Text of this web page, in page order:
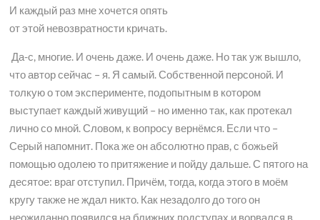
И каждый раз мне хочется опять
от этой невозвратности кричать.
Да-с, многие. И очень даже. И очень даже. Но так уж вышло,
что автор сейчас – я. Я самый. Собственной персоной. И
толкую о том эксперименте, подопытным в котором
выступает каждый живущий – но именно так, как протекал
лично со мной. Словом, к вопросу вернёмся. Если что –
Серый напомнит. Пока же он абсолютно прав, с божьей
помощью одолею то притяжение и пойду дальше. С пятого на
десятое: враг отступил. Причём, тогда, когда этого в моём
кругу также не ждал никто. Как незадолго до того он
неожиданно появился на ближних подступах и ворвался в